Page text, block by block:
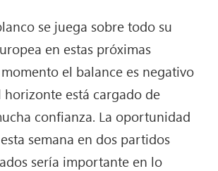
se juega sobre todo su
en estas próximas
momento el balance es negativo
horizonte está cargado de
confianza. La oportunidad
semana en dos partidos
sería importante en lo